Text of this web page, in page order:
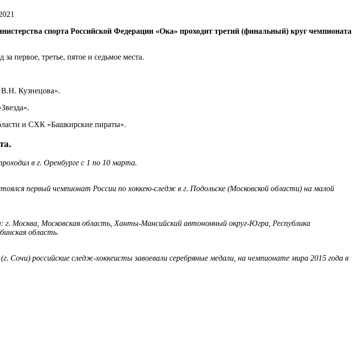
спорта Российской Федерации «Ока» проходит третий (финальный) круг чемпионата
первое, третье, пятое и седьмое места.
Кузнецова».
и СХК «Башкирские пираты».
в г. Оренбурге с 1 по 10 марта.
первый чемпионат России по хоккею-следж в г. Подольске (Московской области) на малой
г. Москва, Московская область, Ханты-Мансийский автономный округ-Югра, Республика
область.
Сочи) российские следж-хоккеисты завоевали серебряные медали, на чемпионате мира 2015 года в